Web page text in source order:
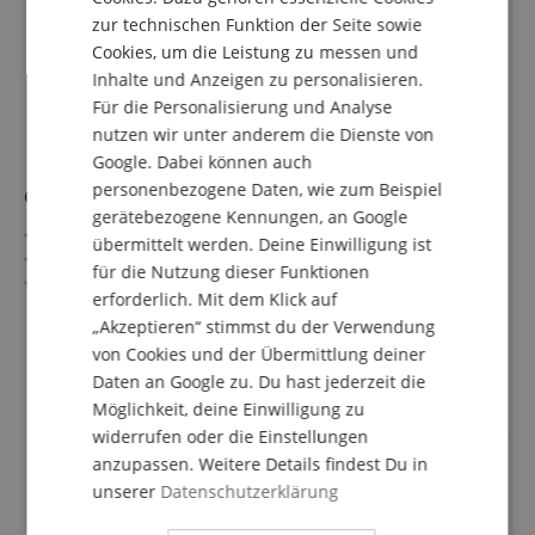
Kompakte Abmessungen (BxHxT): 19 x 36 x 27 cm passen
in jedes Setup
Sparset inklusive 10m Lautsprecherkabel
Canton LP Reference Check Vol. 2
Doppel-LP
180g Audiophile Virgin Vinyl
DMM / 45 RPM
Inkl. Mediabook
Canton Artikel-Nr.: 04446
mehr anzeigen
33,00 €
Versandkostenfrei (DE)
inkl. MwSt.
SPANISH
zur technischen Funktion der Seite sowie
Cookies, um die Leistung zu messen und
Inhalte und Anzeigen zu personalisieren.
Für die Personalisierung und Analyse
nutzen wir unter anderem die Dienste von
Google. Dabei können auch
personenbezogene Daten, wie zum Beispiel
gerätebezogene Kennungen, an Google
übermittelt werden. Deine Einwilligung ist
für die Nutzung dieser Funktionen
erforderlich. Mit dem Klick auf
„Akzeptieren“ stimmst du der Verwendung
von Cookies und der Übermittlung deiner
Daten an Google zu. Du hast jederzeit die
Möglichkeit, deine Einwilligung zu
widerrufen oder die Einstellungen
anzupassen. Weitere Details findest Du in
unserer Datenschutzerklärung